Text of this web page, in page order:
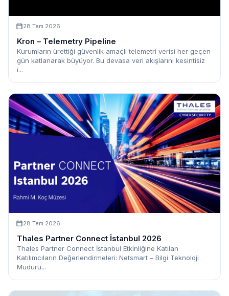
28 Tem 2026
Kron – Telemetry Pipeline
Kurumların ürettiği güvenlik amaçlı telemetri verisi her geçen
gün katlanarak büyüyor. Bu devasa veri akışlarını kesintisiz
i...
28 Tem 2026
Thales Partner Connect İstanbul 2026
Thales Partner Connect İstanbul Etkinliğine Katılan
Katılımcıların Değerlendirmeleri: Netsmart – Bilgi Teknoloji
Müdürü...